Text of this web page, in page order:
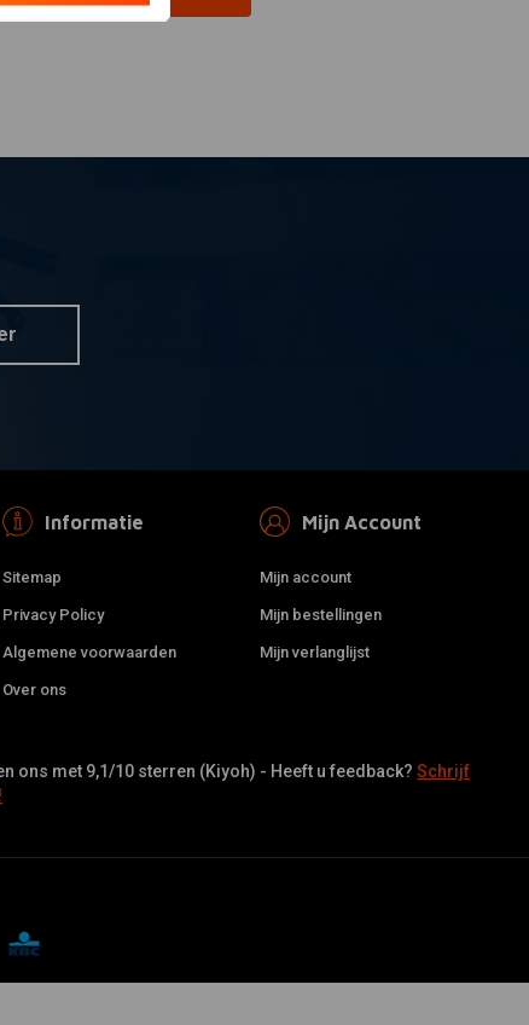
Informatie
Sitemap
Privacy Policy
Algemene voorwaarden
Over ons
Mijn Account
Mijn account
Mijn bestellingen
Mijn verlanglijst
ons met 9,1/10 sterren (Kiyoh) - Heeft u feedback?Schrijf